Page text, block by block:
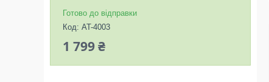
Готово до відправки
Код: AT-4003
1 799 ₴